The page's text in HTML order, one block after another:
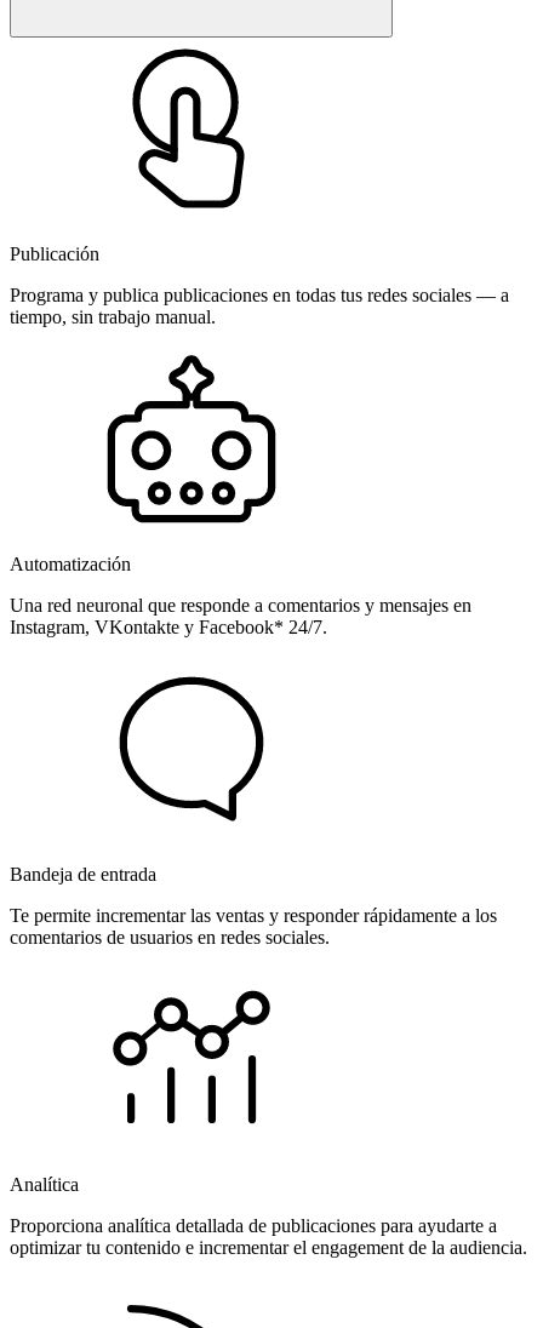
Publicación
Programa y publica publicaciones en todas tus redes sociales — a
tiempo, sin trabajo manual.
Automatización
Una red neuronal que responde a comentarios y mensajes en
Instagram, VKontakte y Facebook* 24/7.
Bandeja de entrada
Te permite incrementar las ventas y responder rápidamente a los
comentarios de usuarios en redes sociales.
Analítica
Proporciona analítica detallada de publicaciones para ayudarte a
optimizar tu contenido e incrementar el engagement de la audiencia.